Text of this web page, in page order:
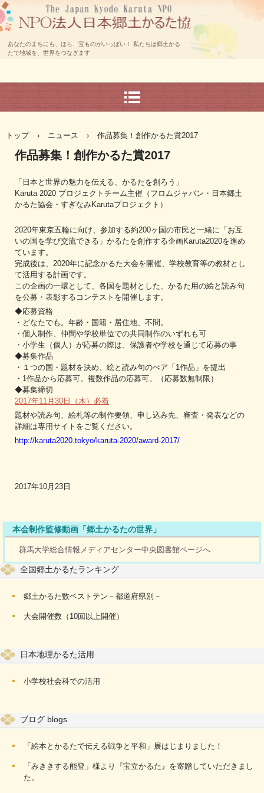
あなたのまちにも、ほら、宝ものがいっぱい！ 私たちは郷土かる
たで地域を、世界をつなぎます
トップ › ニュース › 作品募集！創作かるた賞2017
作品募集！創作かるた賞2017
「日本と世界の魅力を伝える、かるたを創ろう」
Karuta 2020 プロジェクトチーム主催（フロムジャパン・日本郷土
かるた協会・すぎなみKarutaプロジェクト）
2020年東京五輪に向け、参加する約200ヶ国の市民と一緒に「お互
いの国を学び交流できる」かるたを創作する企画Karuta2020を進め
ています。
完成後は、2020年に記念かるた大会を開催、学校教育等の教材とし
て活用する計画です。
この企画の一環として、各国を題材とした、かるた用の絵と読み句
を公募・表彰するコンテストを開催します。
◆応募資格
・どなたでも。年齢・国籍・居住地、不問。
・個人制作、仲間や学校単位での共同制作のいずれも可
・小学生（個人）が応募の際は、保護者や学校を通じて応募の事
◆募集作品
・１つの国・題材を決め、絵と読み句のぺア「1作品」を提出
・1作品から応募可。複数作品の応募可。（応募数無制限）
◆募集締切
2017年11月30日（木）必着
題材や読み句、絵札等の制作要領、申し込み先、審査・発表などの
詳細は専用サイトをご覧ください。
http://karuta2020.tokyo/karuta-2020/award-2017/
2017年10月23日
本会制作監修動画「郷土かるたの世界」
群馬大学総合情報メディアセンター中央図書館ページへ
全国郷土かるたランキング
郷土かるた数ベストテン－都道府県別－
大会開催数（10回以上開催）
日本地理かるた活用
小学校社会科での活用
ブログ blogs
「絵本とかるたで伝える戦争と平和」展はじまりました！
「みききする能登」様より『宝立かるた』を寄贈していただきまし
た。